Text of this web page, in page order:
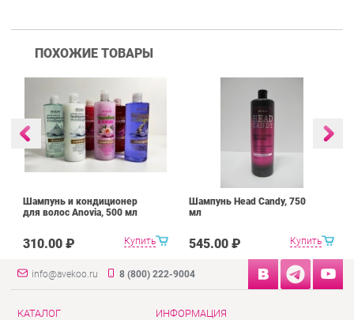
ПОХОЖИЕ ТОВАРЫ
Купить
Шампунь и кондиционер
для волос Anovia, 500 мл
310.00 ₽ Купить
Шампунь Head Candy, 750
мл
545.00 ₽
info@avekoo.ru 8 (800) 222-9004
КАТАЛОГ ИНФОРМАЦИЯ